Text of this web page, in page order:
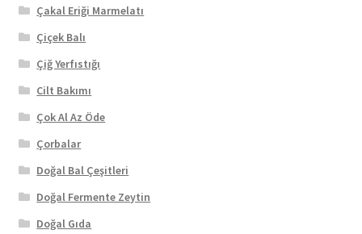
Çakal Eriği Marmelatı
Çiçek Balı
Çiğ Yerfıstığı
Cilt Bakımı
Çok Al Az Öde
Çorbalar
Doğal Bal Çeşitleri
Doğal Fermente Zeytin
Doğal Gıda